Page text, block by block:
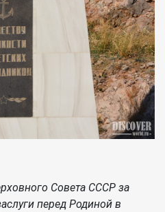
Совета СССР за
перед Родиной в